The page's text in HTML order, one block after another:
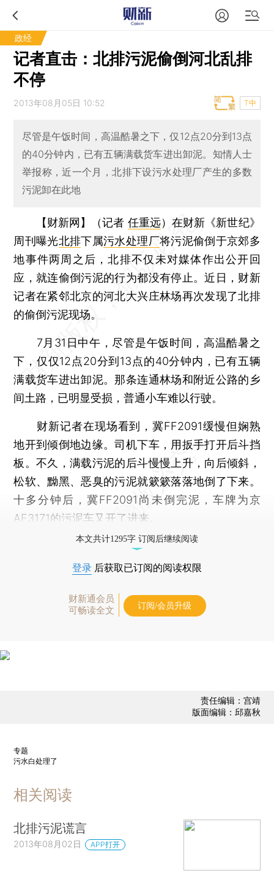
政经
记者直击：北排污泥偷倒河北乱排
不停
2013年08月05日 10:52 T中
尽管是午饭时间，高温酷暑之下，仅12点20分到13点
的40分钟内，已有五辆满载货车进出卸泥。知情人士
举报称，近一个月，北排下设污水处理厂产生的多数
污泥卸在此地
【财新网】（记者 任重远） 在财新《新世纪》
周刊曝光北排下属污水处理厂将污泥偷倒于京郊多
地事件两周之后，北排不仅未对媒体作出公开回
应，就连偷倒污泥的行为都没有停止。近日，财新
记者在紧邻北京的河北大兴庄林场再次发现了北排
的偷倒污泥现场。
7月31日中午，尽管是午饭时间，高温酷暑之
下，仅仅12点20分到13点的40分钟内，已有五辆
满载货车进出卸泥。那条连通林场和附近公路的乡
间土路，已明显受损，普通小车难以行驶。
财新记者在现场看到，冀FF2091缓慢但娴熟
地开到倾倒地边缘。司机下车，用扳手打开后斗挡
板。不久，满载污泥的后斗慢慢上升，向后倾斜，
松软、黝黑、恶臭的污泥就簌簌落落地倒了下来。
十多分钟后，冀FF2091尚未倒完泥，车牌为京
AF3171的污泥车又开了进来。
本文共计1295字 订阅后继续阅读
登录 后获取已订阅的阅读权限
财新通会员
可畅读全文
订阅/会员升级
责任编辑：宫靖
版面编辑：邱嘉秋
专题
污水白处理了
相关阅读
北排污泥谎言
2013年08月02日 APP打开